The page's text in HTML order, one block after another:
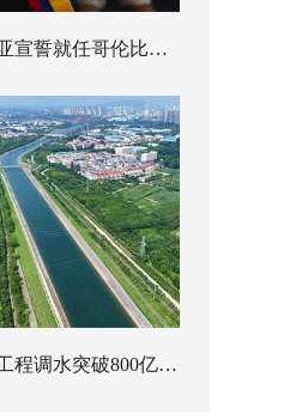
德拉埃斯普列亚宣誓就任哥伦比亚总统
南水北调中线工程调水突破800亿立方米